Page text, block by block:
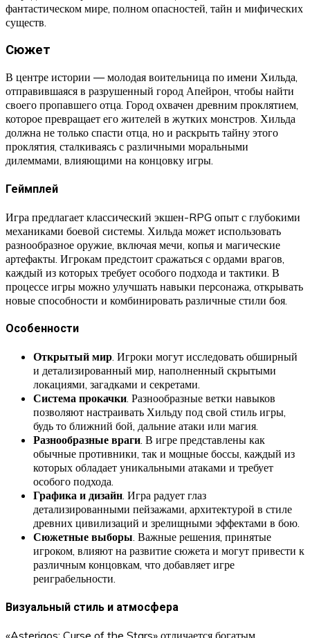
фантастическом мире, полном опасностей, тайн и мифических
существ.
Сюжет
В центре истории — молодая воительница по имени Хильда,
отправившаяся в разрушенный город Апейрон, чтобы найти
своего пропавшего отца. Город охвачен древним проклятием,
которое превращает его жителей в жутких монстров. Хильда
должна не только спасти отца, но и раскрыть тайну этого
проклятия, сталкиваясь с различными моральными
дилеммами, влияющими на концовку игры.
Геймплей
Игра предлагает классический экшен-RPG опыт с глубокими
механиками боевой системы. Хильда может использовать
разнообразное оружие, включая мечи, копья и магические
артефакты. Игрокам предстоит сражаться с ордами врагов,
каждый из которых требует особого подхода и тактики. В
процессе игры можно улучшать навыки персонажа, открывать
новые способности и комбинировать различные стили боя.
Особенности
Открытый мир. Игроки могут исследовать обширный
и детализированный мир, наполненный скрытыми
локациями, загадками и секретами.
Система прокачки. Разнообразные ветки навыков
позволяют настраивать Хильду под свой стиль игры,
будь то ближний бой, дальние атаки или магия.
Разнообразные враги. В игре представлены как
обычные противники, так и мощные боссы, каждый из
которых обладает уникальными атаками и требует
особого подхода.
Графика и дизайн. Игра радует глаз
детализированными пейзажами, архитектурой в стиле
древних цивилизаций и зрелищными эффектами в бою.
Сюжетные выборы. Важные решения, принятые
игроком, влияют на развитие сюжета и могут привести к
различным концовкам, что добавляет игре
реиграбельности.
Визуальный стиль и атмосфера
«Asterigos: Curse of the Stars» отличается богатым